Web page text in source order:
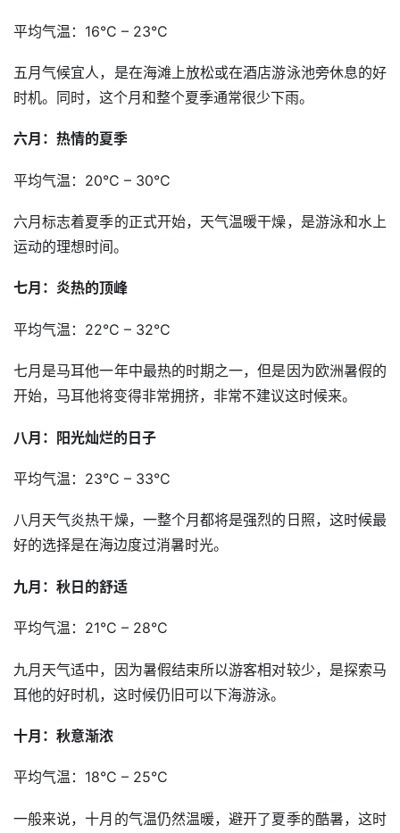
平均气温：16°C – 23°C
五月气候宜人，是在海滩上放松或在酒店游泳池旁休息的好
时机。同时，这个月和整个夏季通常很少下雨。
六月：热情的夏季
平均气温：20°C – 30°C
六月标志着夏季的正式开始，天气温暖干燥，是游泳和水上
运动的理想时间。
七月：炎热的顶峰
平均气温：22°C – 32°C
七月是马耳他一年中最热的时期之一，但是因为欧洲暑假的
开始，马耳他将变得非常拥挤，非常不建议这时候来。
八月：阳光灿烂的日子
平均气温：23°C – 33°C
八月天气炎热干燥，一整个月都将是强烈的日照，这时候最
好的选择是在海边度过消暑时光。
九月：秋日的舒适
平均气温：21°C – 28°C
九月天气适中，因为暑假结束所以游客相对较少，是探索马
耳他的好时机，这时候仍旧可以下海游泳。
十月：秋意渐浓
平均气温：18°C – 25°C
一般来说，十月的气温仍然温暖，避开了夏季的酷暑，这时